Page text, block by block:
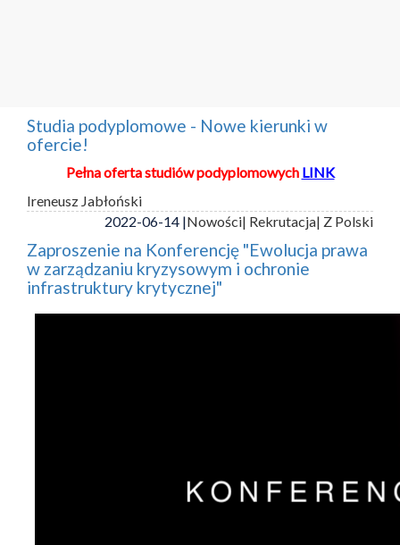
Studia podyplomowe - Nowe kierunki w
ofercie!
Pełna oferta studiów podyplomowych LINK
Ireneusz Jabłoński
2022-06-14 |Nowości| Rekrutacja| Z Polski
Zaproszenie na Konferencję "Ewolucja prawa
w zarządzaniu kryzysowym i ochronie
infrastruktury krytycznej"